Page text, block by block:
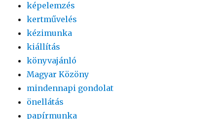
képelemzés
kertművelés
kézimunka
kiállítás
könyvajánló
Magyar Közöny
mindennapi gondolat
önellátás
papírmunka